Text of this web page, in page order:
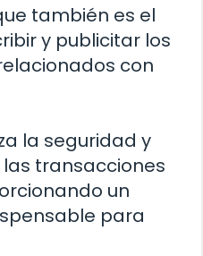
también es el
y publicitar los
con
la seguridad y
transacciones
un
para